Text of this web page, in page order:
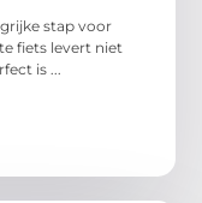
stap voor
fiets levert niet
is ...